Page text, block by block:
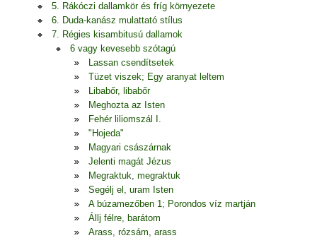
5. Rákóczi dallamkör és fríg környezete
6. Duda-kanász mulattató stílus
7. Régies kisambitusú dallamok
6 vagy kevesebb szótagú
Lassan csendítsetek
Tüzet viszek; Egy aranyat leltem
Libabőr, libabőr
Meghozta az Isten
Fehér liliomszál I.
"Hojeda"
Magyari császárnak
Jelenti magát Jézus
Megraktuk, megraktuk
Segélj el, uram Isten
A búzamezőben 1; Porondos víz martján
Állj félre, barátom
Arass, rózsám, arass